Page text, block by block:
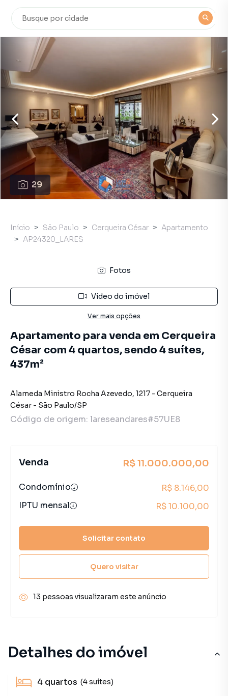
29
Detalhes do imóvel
4 quartos (4 suítes)
Início São Paulo Cerqueira César
Apartamento
AP24320_LARES
Fotos
Vídeo do imóvel
Ver mais opções
Apartamento para venda em Cerqueira
César com 4 quartos, sendo 4 suítes,
437m²
Alameda Ministro Rocha Azevedo, 1217 - Cerqueira
César - São Paulo/SP
Código de origem: lareseandares#57UE8
Venda R$ 11.000.000,00
Condomínio
R$ 8.146,00
IPTU mensal
R$ 10.100,00
Solicitar contato
Quero visitar
13 pessoas visualizaram este anúncio